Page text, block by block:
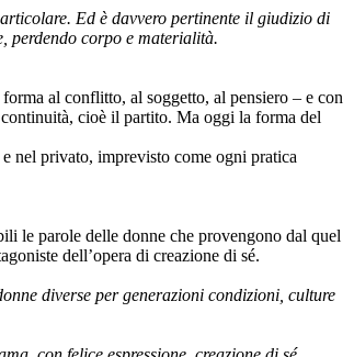
Ed è davvero pertinente il giudizio di
perdendo corpo e materialità.
al conflitto, al soggetto, al pensiero – e con
cioè il partito. Ma oggi la forma del
nel privato, imprevisto come ogni pratica
le parole delle donne che provengono dal quel
dell’opera di creazione di sé.
diverse per generazioni condizioni, culture